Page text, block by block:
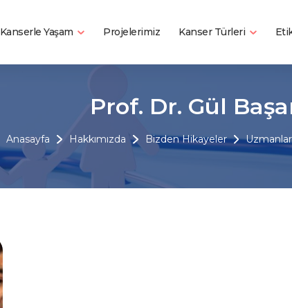
Kanserle Yaşam Projelerimiz Kanser Türleri
Prof. Dr. Gül
Anasayfa Hakkımızda Bizden Hikayeler Uzmanlar